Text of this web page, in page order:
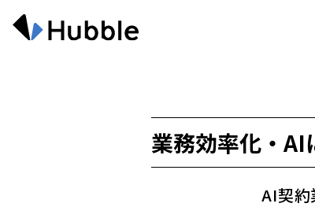
業務効率化・AI
AI契約